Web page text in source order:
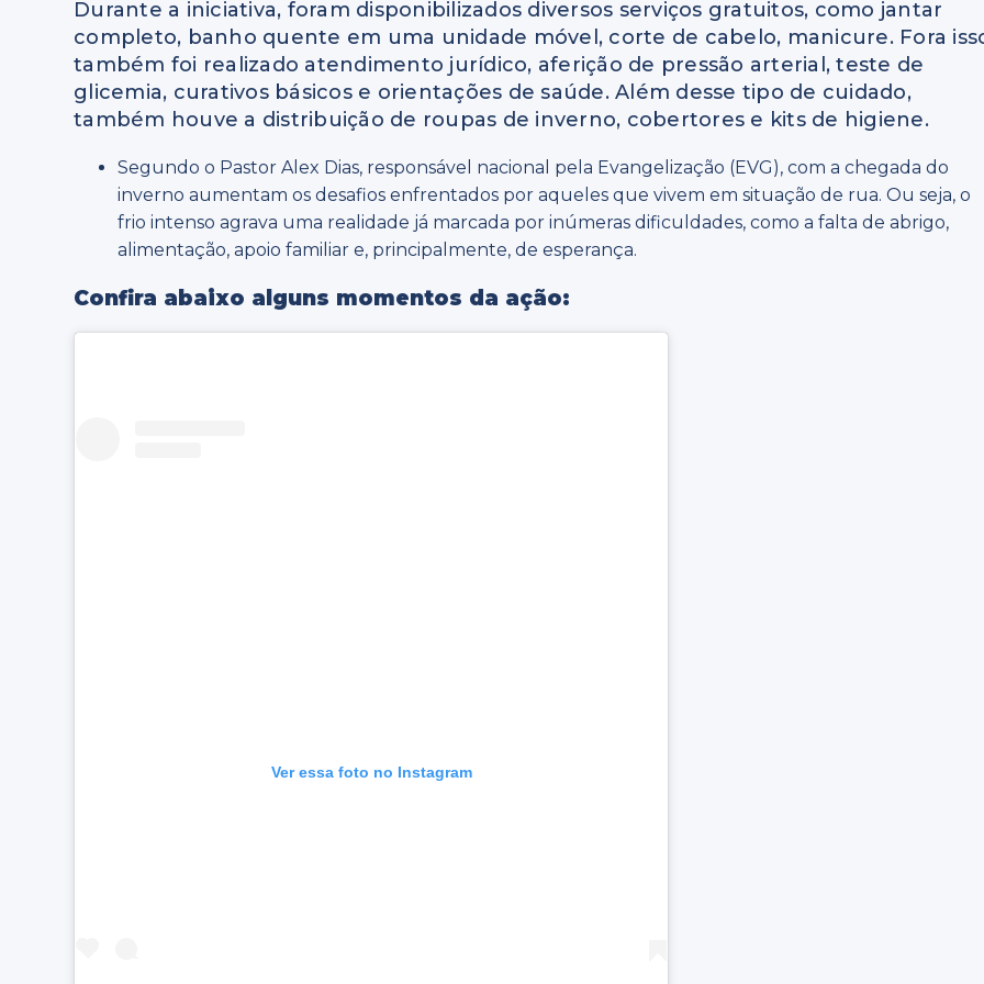
Durante a iniciativa, foram disponibilizados diversos serviços gratuitos, como jantar
completo, banho quente em uma unidade móvel, corte de cabelo, manicure. Fora
também foi realizado atendimento jurídico, aferição de pressão arterial, teste de
glicemia, curativos básicos e orientações de saúde. Além desse tipo de cuidado,
também houve a distribuição de roupas de inverno, cobertores e kits de higiene.
Segundo o Pastor Alex Dias, responsável nacional pela Evangelização (EVG), com a chegada do
inverno aumentam os desafios enfrentados por aqueles que vivem em situação de rua. Ou seja, o
frio intenso agrava uma realidade já marcada por inúmeras dificuldades, como a falta de abrigo,
alimentação, apoio familiar e, principalmente, de esperança.
Confira abaixo alguns momentos da ação:
Ver essa foto no Instagram